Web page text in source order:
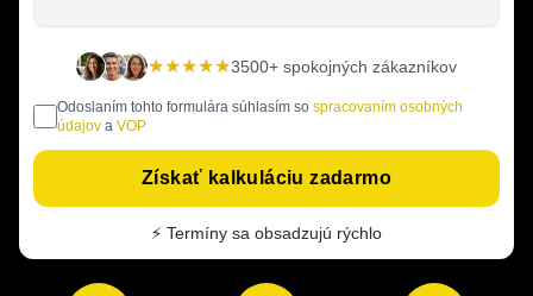
★★★★★3500+ spokojných zákazníkov
Odoslaním tohto formulára súhlasím so spracovaním osobných
údajov a VOP
Získať kalkuláciu zadarmo
⚡ Termíny sa obsadzujú rýchlo